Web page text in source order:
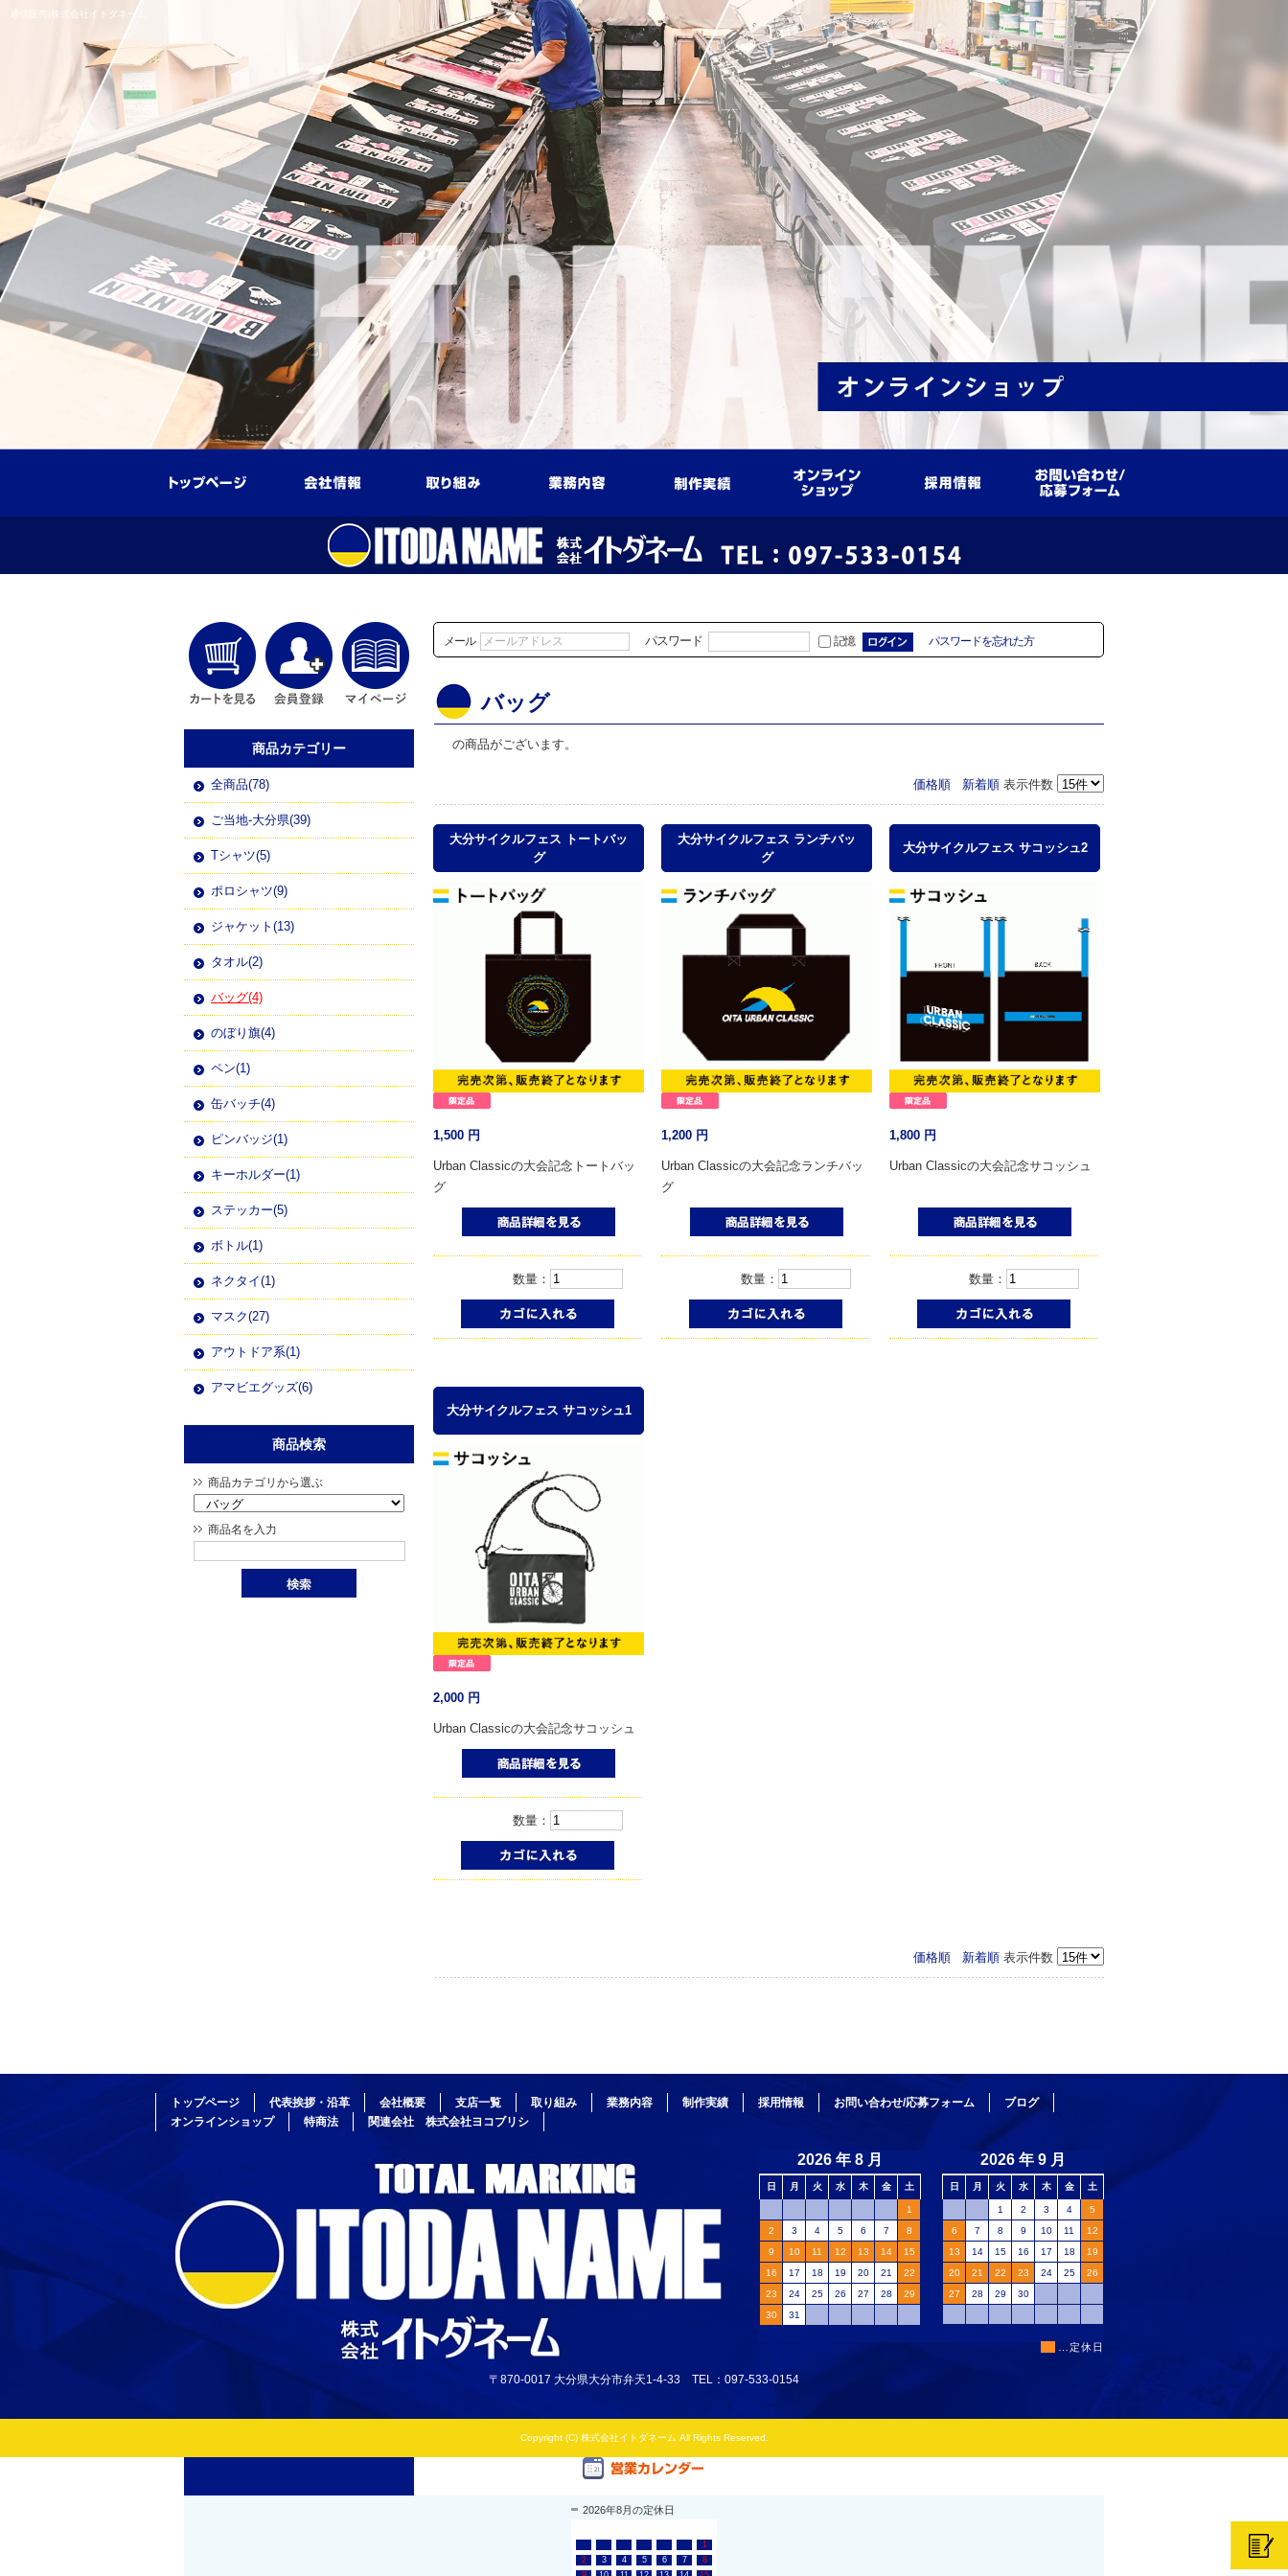
通信販売|株式会社イトダネーム
商品カテゴリー
全商品(78)
ご当地-大分県(39)
Tシャツ(5)
ポロシャツ(9)
ジャケット(13)
タオル(2)
バッグ(4)
のぼり旗(4)
ペン(1)
缶バッチ(4)
ピンバッジ(1)
キーホルダー(1)
ステッカー(5)
ボトル(1)
ネクタイ(1)
マスク(27)
アウトドア系(1)
アマビエグッズ(6)
商品検索
商品カテゴリから選ぶ
商品名を入力
メール パスワード 記憶 パスワードを忘れた方
バッグ
の商品がございます。
価格順 新着順 表示件数
大分サイクルフェス トートバッ
グ
1,500 円
Urban Classicの大会記念トートバッ
グ
数量：
大分サイクルフェス ランチバッ
グ
1,200 円
Urban Classicの大会記念ランチバッ
グ
数量：
大分サイクルフェス サコッシュ2
1,800 円
Urban Classicの大会記念サコッシュ
数量：
大分サイクルフェス サコッシュ1
2,000 円
Urban Classicの大会記念サコッシュ
数量：
価格順 新着順 表示件数
トップページ 代表挨拶・沿革 会社概要 支店一覧 取り組み 業務内容 制作実績 採用情報 お問い合わせ/応募フォーム
ブログ
オンラインショップ
特商法 関連会社 株式会社ヨコブリシ
〒870-0017 大分県大分市弁天1-4-33 TEL：097-533-0154
…定休日
Copyright (C) 株式会社イトダネーム All Rights Reserved.
2026年8月の定休日
1
2
3 4 5 6 7
8